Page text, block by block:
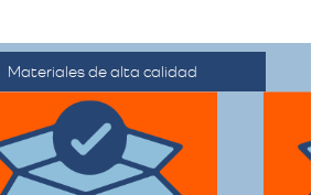
Materiales de alta calidad
materiales de embalaje de
para garantizar que